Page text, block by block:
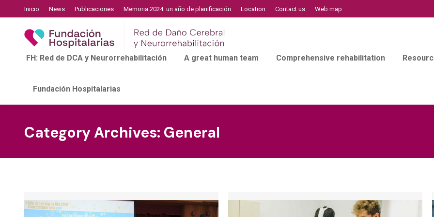
Inicio News Publicaciones Memoria 2024: un año de planificación Location Contact us Web map
FH: Red de DCA y Neurorrehabilitación A great human team Comprehensive rehabilitation
Fundación Hospitalarias
Category Archives: General